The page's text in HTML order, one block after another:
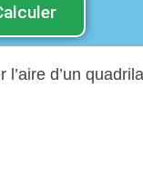
l’aire d’un